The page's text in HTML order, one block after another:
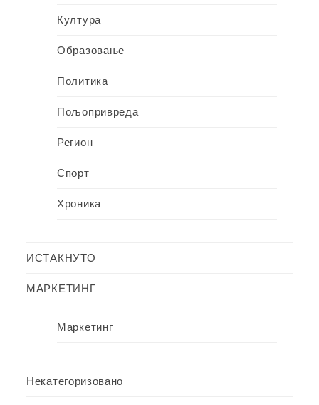
Култура
Образовање
Политика
Пољопривреда
Регион
Спорт
Хроника
ИСТАКНУТО
МАРКЕТИНГ
Маркетинг
Некатегоризовано